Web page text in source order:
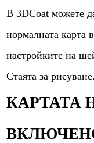
В 3DСoat можете
нормалната карта
настройките на
Стаята за рисуване.
КАРТАТА